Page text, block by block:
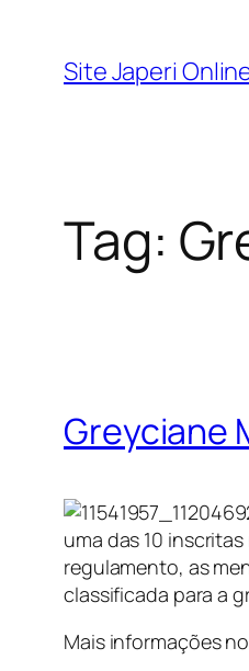
Site Japeri
Tag:
Greyciane
uma das 10
regulamento, as
classificada para a
Mais informações